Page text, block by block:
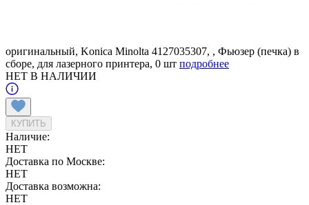
оригинальный, Konica Minolta 4127035307, , Фьюзер (печка) в
сборе, для лазерного принтера, 0 шт подробнее
НЕТ В НАЛИЧИИ
КУПИТЬ
Наличие:
НЕТ
Доставка по Москве:
НЕТ
Доставка возможна:
НЕТ